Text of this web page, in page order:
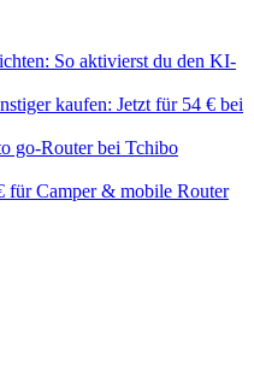
So aktivierst du den KI-
kaufen: Jetzt für 54 € bei
go-Router bei Tchibo
für Camper & mobile Router